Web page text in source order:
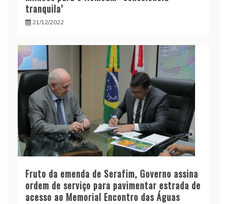
tranquila’
21/12/2022
Fruto da emenda de Serafim, Governo assina
ordem de serviço para pavimentar estrada de
acesso ao Memorial Encontro das Águas